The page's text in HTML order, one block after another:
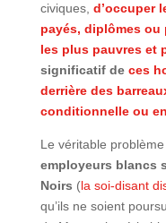
civiques, d’occuper
payés, diplômes ou
les plus pauvres et
significatif de ces
derrière des
conditionnelle ou
Le véritable
employeurs blancs
Noirs (la soi-disant
qu’ils ne soient